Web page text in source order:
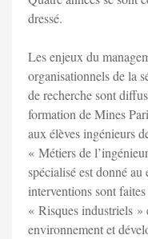
dressé.
Les enjeux du
organisationnels de la
de recherche sont
formation de Mines
aux élèves ingénieurs
« Métiers de
spécialisé est donné
interventions sont
« Risques industriels »
environnement et